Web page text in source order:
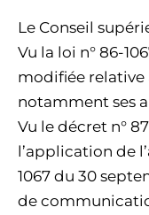
Le Conseil
Vu la loi n° 86-
modifiée
notamment ses
Vu le décret n°
l’application de
1067 du 30
de